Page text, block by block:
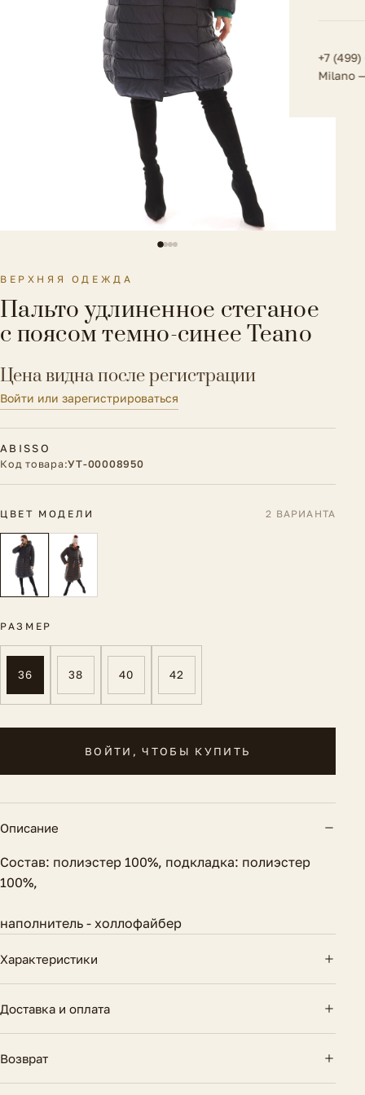
+7
Milano
ВЕРХНЯЯ ОДЕЖДА
Пальто удлиненное стеганое
с поясом темно-синее Teano
Цена видна после регистрации
Войти или зарегистрироваться
ABISSO
Код товара:УТ-00008950
ЦВЕТ МОДЕЛИ 2 ВАРИАНТА
РАЗМЕР
36 38 40 42
ВОЙТИ, ЧТОБЫ КУПИТЬ
Описание
Состав: полиэстер 100%, подкладка: полиэстер
100%,
наполнитель - холлофайбер
Характеристики
Вид застежки Кнопки
Состав Полиэстер 100%
Доставка и оплата
Бесплатно при заказе от 10 000 ₽. Оплата картой
онлайн или при получении.
Возврат